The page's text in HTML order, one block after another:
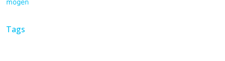
mögen
Tags